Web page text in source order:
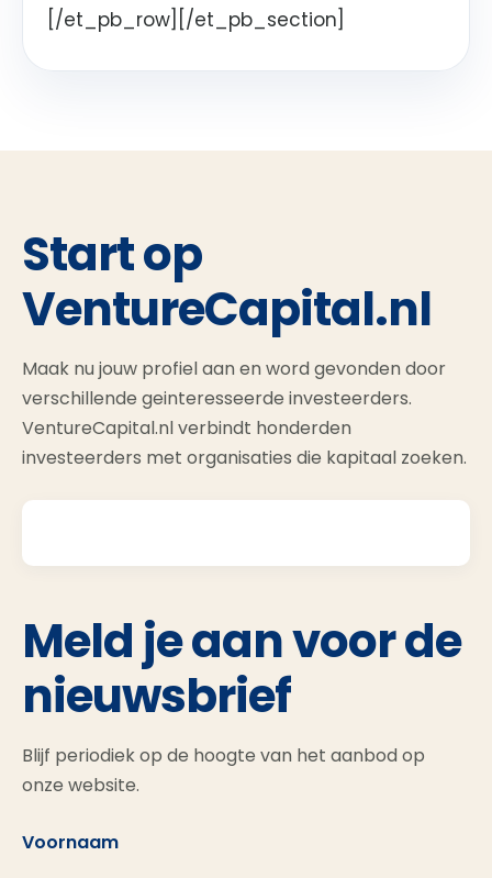
[/et_pb_row][/et_pb_section]
Start op
VentureCapital.nl
Maak nu jouw profiel aan en word gevonden door
verschillende geinteresseerde investeerders.
VentureCapital.nl verbindt honderden
investeerders met organisaties die kapitaal zoeken.
Meld je aan voor de
nieuwsbrief
Blijf periodiek op de hoogte van het aanbod op
onze website.
Voornaam